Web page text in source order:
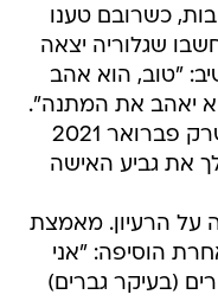
מ-17 אלף תגובות, כשרובם טענו
שגלוריה יצאה
"טוב, הוא אהב
יאהב את המתנה".
משתמשת נוספת כתבה: "נכון שרק פברואר 2021
את גביע האישה
הרעיון. מאמצת
הוסיפה: "אני
(בעיקר גברים)